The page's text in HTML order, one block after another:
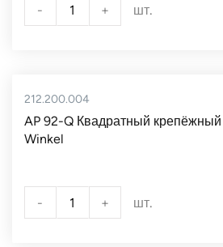
- + шт.
212.200.004
AP 92-Q Квадратный
Winkel
- + шт.